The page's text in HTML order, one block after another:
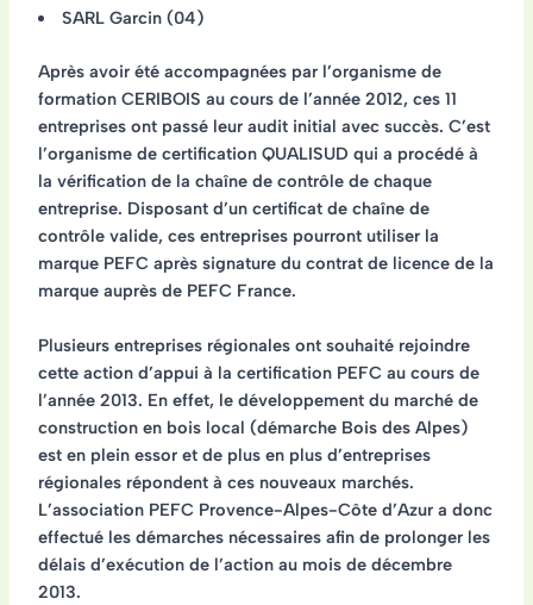
SARL Garcin (04)
Après avoir été accompagnées par l’organisme de
formation CERIBOIS au cours de l’année 2012, ces 11
entreprises ont passé leur audit initial avec succès. C’est
l’organisme de certification QUALISUD qui a procédé à
la vérification de la chaîne de contrôle de chaque
entreprise. Disposant d’un certificat de chaîne de
contrôle valide, ces entreprises pourront utiliser la
marque PEFC après signature du contrat de licence de la
marque auprès de PEFC France.
Plusieurs entreprises régionales ont souhaité rejoindre
cette action d’appui à la certification PEFC au cours de
l’année 2013. En effet, le développement du marché de
construction en bois local (démarche Bois des Alpes)
est en plein essor et de plus en plus d’entreprises
régionales répondent à ces nouveaux marchés.
L’association PEFC Provence-Alpes-Côte d’Azur a donc
effectué les démarches nécessaires afin de prolonger les
délais d’exécution de l’action au mois de décembre
2013.